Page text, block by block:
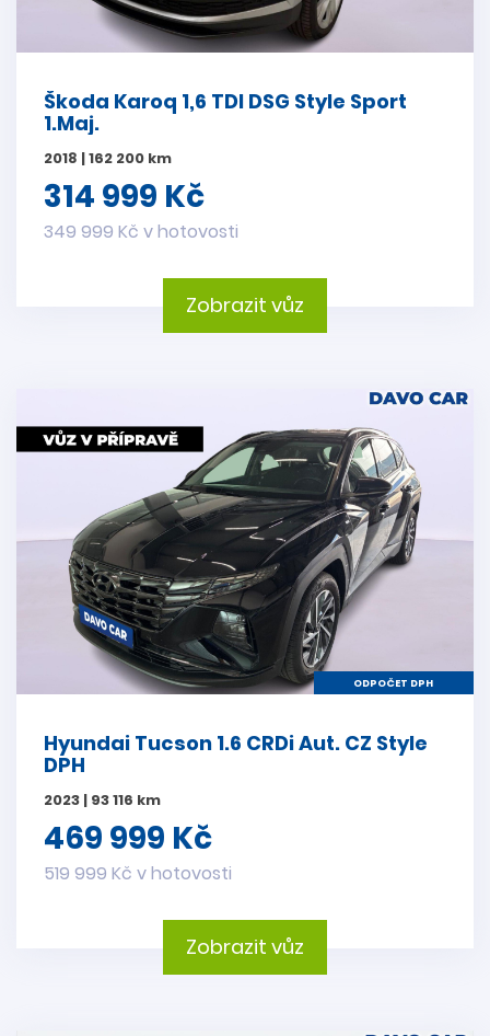
Škoda Karoq 1,6 TDI DSG Style Sport
1.Maj.
2018 | 162 200 km
314 999 Kč
349 999 Kč v hotovosti
Zobrazit vůz
ODPOČET DPH
Hyundai Tucson 1.6 CRDi Aut. CZ Style
DPH
2023 | 93 116 km
469 999 Kč
519 999 Kč v hotovosti
Zobrazit vůz